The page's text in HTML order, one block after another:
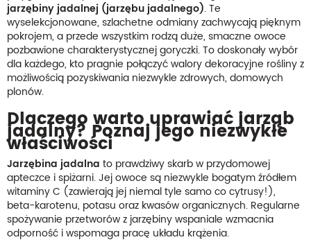
jarzębiny jadalnej (jarzębu jadalnego). Te
wyselekcjonowane, szlachetne odmiany zachwycają pięknym
pokrojem, a przede wszystkim rodzą duże, smaczne owoce
pozbawione charakterystycznej goryczki. To doskonały wybór
dla każdego, kto pragnie połączyć walory dekoracyjne rośliny z
możliwością pozyskiwania niezwykle zdrowych, domowych
plonów.
Dlaczego warto uprawiać jarząb
jadalny? Poznaj jego niezwykłe
właściwości
Jarzębina jadalna to prawdziwy skarb w przydomowej
apteczce i spiżarni. Jej owoce są niezwykle bogatym źródłem
witaminy C (zawierają jej niemal tyle samo co cytrusy!),
beta-karotenu, potasu oraz kwasów organicznych. Regularne
spożywanie przetworów z jarzębiny wspaniale wzmacnia
odporność i wspomaga pracę układu krążenia.